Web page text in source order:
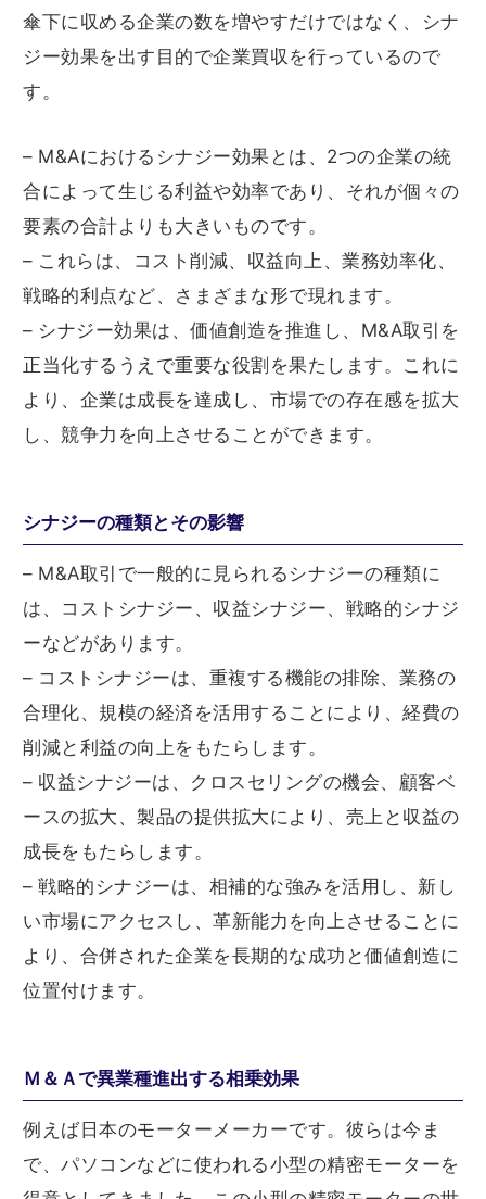
傘下に収める企業の数を増やすだけではなく、シナ
ジー効果を出す目的で企業買収を行っているので
す。
– M&Aにおけるシナジー効果とは、2つの企業の統
合によって生じる利益や効率であり、それが個々の
要素の合計よりも大きいものです。
– これらは、コスト削減、収益向上、業務効率化、
戦略的利点など、さまざまな形で現れます。
– シナジー効果は、価値創造を推進し、M&A取引を
正当化するうえで重要な役割を果たします。これに
より、企業は成長を達成し、市場での存在感を拡大
し、競争力を向上させることができます。
シナジーの種類とその影響
– M&A取引で一般的に見られるシナジーの種類に
は、コストシナジー、収益シナジー、戦略的シナジ
ーなどがあります。
– コストシナジーは、重複する機能の排除、業務の
合理化、規模の経済を活用することにより、経費の
削減と利益の向上をもたらします。
– 収益シナジーは、クロスセリングの機会、顧客ベ
ースの拡大、製品の提供拡大により、売上と収益の
成長をもたらします。
– 戦略的シナジーは、相補的な強みを活用し、新し
い市場にアクセスし、革新能力を向上させることに
より、合併された企業を長期的な成功と価値創造に
位置付けます。
Ｍ＆Ａで異業種進出する相乗効果
例えば日本のモーターメーカーです。彼らは今ま
で、パソコンなどに使われる小型の精密モーターを